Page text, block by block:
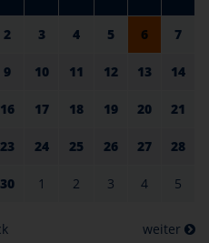
2 3 4 5 6 7
9 10 11 12 13 14
16 17 18 19 20 21
23 24 25 26 27 28
30 1 2 3 4 5
weiter